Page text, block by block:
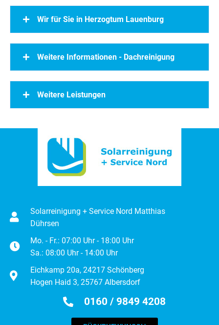
Wir für Sie in Herzogtum Lauenburg
Weitere Informationen - Dachreinigung
Weitere Leistungen
Solarreinigung + Service Nord Matthias
Dührsen
Mo. - Fr.: 07:00 Uhr - 18:00 Uhr
Sa.: 08:00 Uhr - 14:00 Uhr
Eichkamp 20a, 24217 Schönberg
Hogen Haid 3, 25767 Albersdorf
0160 / 9849 4208